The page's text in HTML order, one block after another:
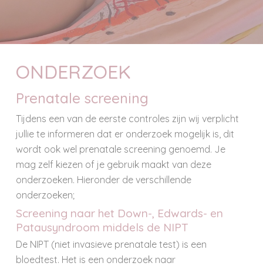
ONDERZOEK
Prenatale screening
Tijdens een van de eerste controles zijn wij verplicht
jullie te informeren dat er onderzoek mogelijk is, dit
wordt ook wel prenatale screening genoemd. Je
mag zelf kiezen of je gebruik maakt van deze
onderzoeken. Hieronder de verschillende
onderzoeken;
Screening naar het Down-, Edwards- en
Patausyndroom middels de NIPT
De NIPT (niet invasieve prenatale test) is een
bloedtest. Het is een onderzoek naar